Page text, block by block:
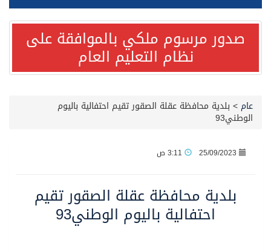
مصدر مسؤول بالهيئة العامة للنقل: استهداف السفينة السعودية NCC MASA خلال إبحارها في البحر الأحمر نتج عنه إصابة طفيفة في بدنها صدور مرسوم ملكي بالموافقة على
نظام التعليم العام
عام > بلدية محافظة عقلة الصقور تقيم احتفالية باليوم
الوطني93
25/09/2023
بلدية محافظة عقلة الصقور تقيم
احتفالية باليوم الوطني93